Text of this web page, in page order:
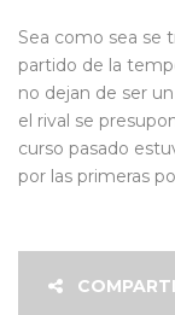
Sea como sea se
partido de la
no dejan de ser
el rival se
curso pasado
por las primeras